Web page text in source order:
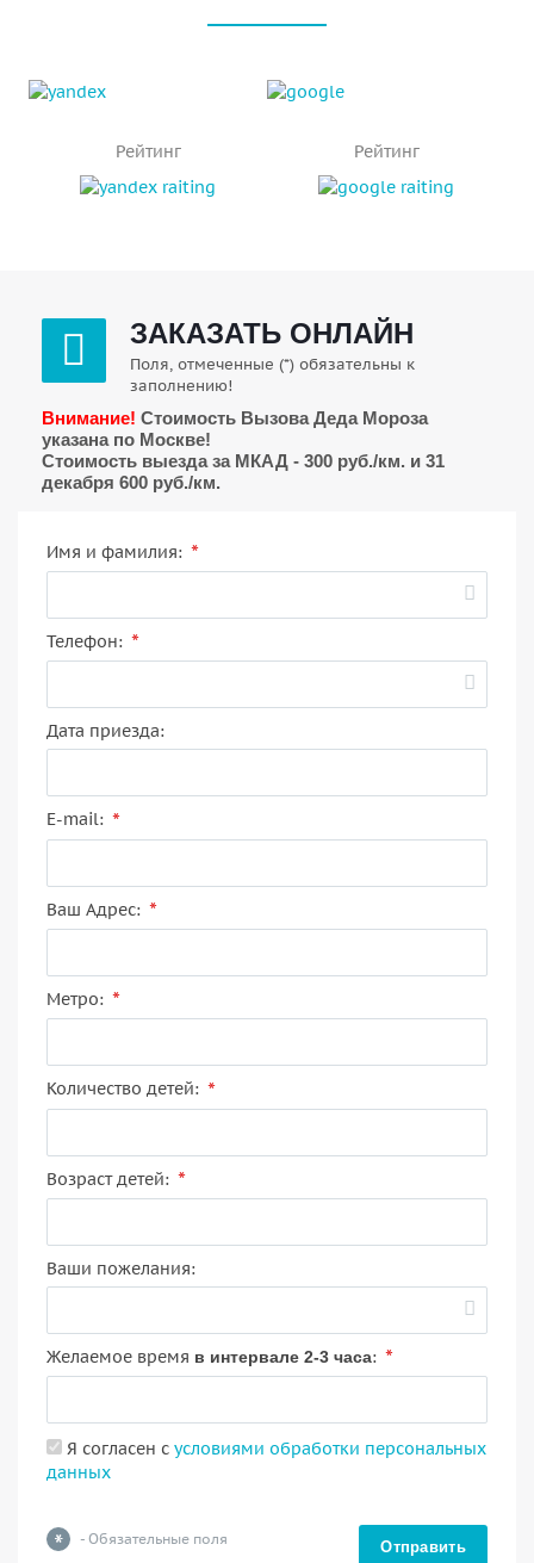
Рейтинг Рейтинг
ЗАКАЗАТЬ ОНЛАЙН
Поля, отмеченные (*) обязательны к
заполнению!
Внимание! Стоимость Вызова Деда Мороза
указана по Москве!
Стоимость выезда за МКАД - 300 руб./км. и 31
декабря 600 руб./км.
Имя и фамилия: *
Телефон: *
Дата приезда:
E-mail: *
Ваш Адрес: *
Метро: *
Количество детей: *
Возраст детей: *
Ваши пожелания:
Желаемое время в интервале 2-3 часа: *
Я согласен с условиями обработки персональных
данных
* - Обязательные поля Отправить